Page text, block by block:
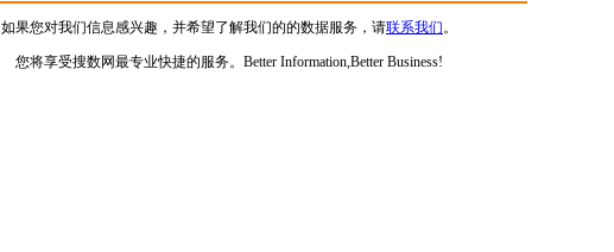
如果您对我们信息感兴趣，并希望了解我们的的数据服务，请联系我们。
您将享受搜数网最专业快捷的服务。Better Information,Better Business!